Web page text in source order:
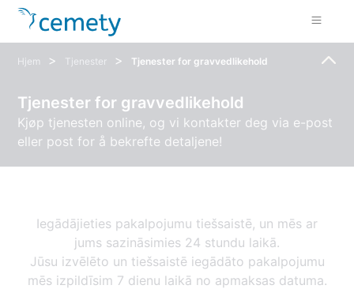
Hjem > Tjenester > Tjenester for gravvedlikehold
Tjenester for gravvedlikehold
Kjøp tjenesten online, og vi kontakter deg via e-post
eller post for å bekrefte detaljene!
Iegādājieties pakalpojumu tiešsaistē, un mēs ar
jums sazināsimies 24 stundu laikā.
Jūsu izvēlēto un tiešsaistē iegādāto pakalpojumu
mēs izpildīsim 7 dienu laikā no apmaksas datuma.